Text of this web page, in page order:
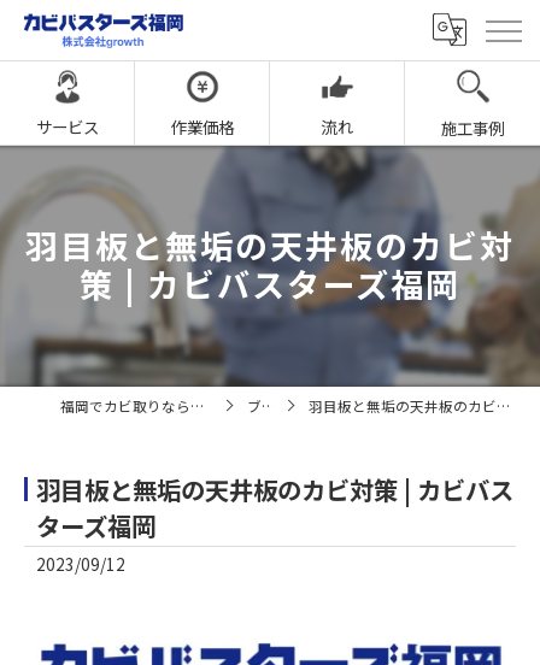
サービス 作業価格 流れ 施工事例
羽目板と無垢の天井板のカビ対
策 | カビバスターズ福岡
福岡でカビ取りならカビバスターズ福岡 ブログ 羽目板と無垢の天井板のカビ対策 | カビバスターズ福岡
羽目板と無垢の天井板のカビ対策 | カビバス
ターズ福岡
2023/09/12